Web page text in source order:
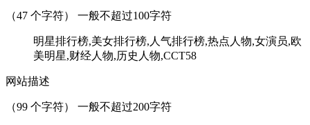
（47 个字符） 一般不超过100字符
明星排行榜,美女排行榜,人气排行榜,热点人物,女演员,欧
美明星,财经人物,历史人物,CCT58
网站描述
（99 个字符） 一般不超过200字符